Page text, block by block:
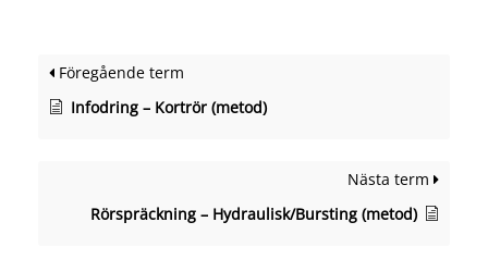
Föregående term
Infodring – Kortrör (metod)
Nästa term
Rörspräckning – Hydraulisk/Bursting (metod)